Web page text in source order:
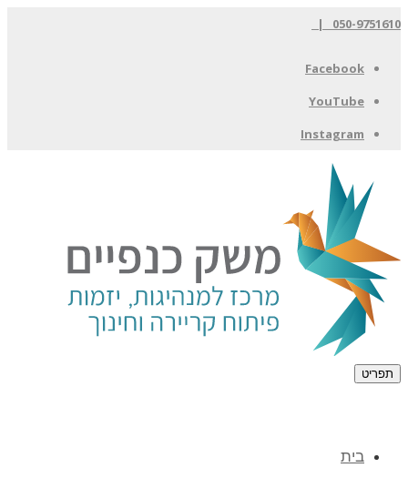
050-9751610 |
Facebook
YouTube
Instagram
תפריט
בית